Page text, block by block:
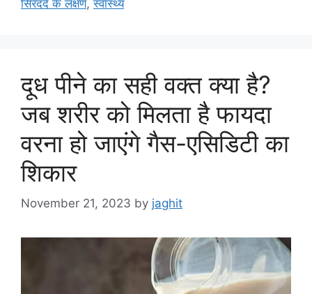
सिरदर्द के लक्षण,स्वास्थ्य
दूध पीने का सही वक्त क्या है?
जब शरीर को मिलता है फायदा
वरना हो जाएंगे गैस-एसिडिटी का
शिकार
November 21, 2023 by jaghit